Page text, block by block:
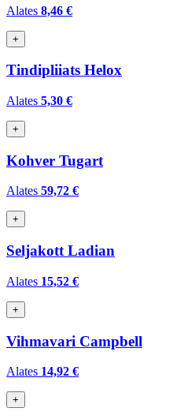
Alates 8,46 €
+
Tindipliiats Helox
Alates 5,30 €
+
Kohver Tugart
Alates 59,72 €
+
Seljakott Ladian
Alates 15,52 €
+
Vihmavari Campbell
Alates 14,92 €
+